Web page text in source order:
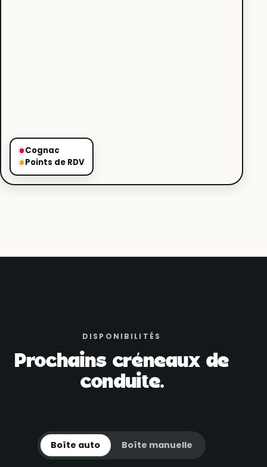
Cognac
Points de RDV
DISPONIBILITÉS
Prochains créneaux de
conduite.
Boîte auto Boîte manuelle